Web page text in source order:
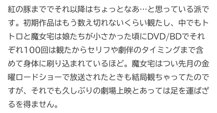
紅の豚まででそれ以降はちょっとなあ…と思っている派で
す。初期作品はもう数え切れないくらい観たし、中でもト
トロと魔女宅は娘たちが小さかった頃にDVD/BDでそれ
ぞれ100回は観たからセリフや劇伴のタイミングまで含
めて身体に刷り込まれているほど。魔女宅はつい先月の金
曜ロードショーで放送されたときも結局観ちゃってたので
すが、それでも久しぶりの劇場上映とあっては足を運ばざ
るを得ません。